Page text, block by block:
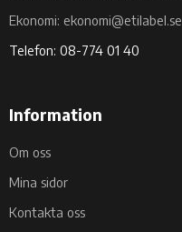
Ekonomi: ekonomi@etilabel.se
Telefon: 08-774 01 40
Information
Om oss
Mina sidor
Kontakta oss